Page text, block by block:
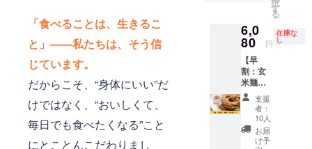
「食べることは、生きるこ
と」——私たちは、そう信
じています。
だからこそ、“身体にいい”だ
けではなく、“おいしくて、
毎日でも食べたくなる”こと
にとことんこだわりまし
了後に
お送り
する
メール
をご確
認くだ
さい。
保存し
てくだ
原材
料：米
（特別
栽培
米、千
葉県柏
産）、
北海道
す。 ※
送料込
みのお
値段で
す。 ・
容量：1
袋あた
り120g
・賞味
期限：
製造後6
択
す
る
6,0
80 円
在庫な
し
【早
割：玄
米麺：
中麺3ミ
リ14食
セッ
ト】 玄
米麺：
支援
者：
10人
お届
け予